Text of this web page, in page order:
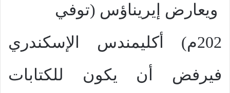
ويعارض إيريناؤس (توفي
202م) أكليمندس الإسكندري
فيرفض أن يكون للكتابات